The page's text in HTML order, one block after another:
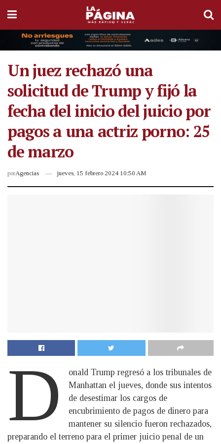
Un juez rechazó una
solicitud de Trump y fijó la
fecha del inicio del juicio por
pagos a una actriz porno: 25
de marzo
porAgencias jueves, 15 febrero 2024 10:50 AM
D
onald Trump regresó a los tribunales de
Manhattan el jueves, donde sus intentos
de desestimar los cargos de
encubrimiento de pagos de dinero para
mantener su silencio fueron rechazados,
preparando el terreno para el primer juicio penal de un